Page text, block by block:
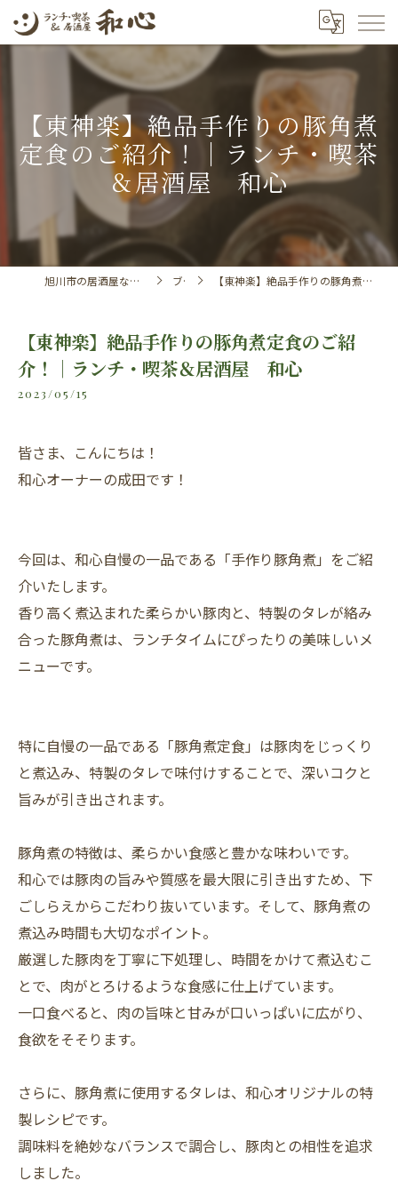
【東神楽】絶品手作りの豚角煮
定食のご紹介！｜ランチ・喫茶
＆居酒屋 和心
旭川市の居酒屋ならランチ・喫茶＆居酒屋 和心 ブログ 【東神楽】絶品手作りの豚角煮定食のご紹介！｜ランチ・喫茶＆居酒屋 和心
【東神楽】絶品手作りの豚角煮定食のご紹
介！｜ランチ・喫茶＆居酒屋 和心
2023/05/15
皆さま、こんにちは！
和心オーナーの成田です！
今回は、和心自慢の一品である「手作り豚角煮」をご紹
介いたします。
香り高く煮込まれた柔らかい豚肉と、特製のタレが絡み
合った豚角煮は、ランチタイムにぴったりの美味しいメ
ニューです。
特に自慢の一品である「豚角煮定食」は豚肉をじっくり
と煮込み、特製のタレで味付けすることで、深いコクと
旨みが引き出されます。
豚角煮の特徴は、柔らかい食感と豊かな味わいです。
和心では豚肉の旨みや質感を最大限に引き出すため、下
ごしらえからこだわり抜いています。そして、豚角煮の
煮込み時間も大切なポイント。
厳選した豚肉を丁寧に下処理し、時間をかけて煮込むこ
とで、肉がとろけるような食感に仕上げています。
一口食べると、肉の旨味と甘みが口いっぱいに広がり、
食欲をそそります。
さらに、豚角煮に使用するタレは、和心オリジナルの特
製レシピです。
調味料を絶妙なバランスで調合し、豚肉との相性を追求
しました。